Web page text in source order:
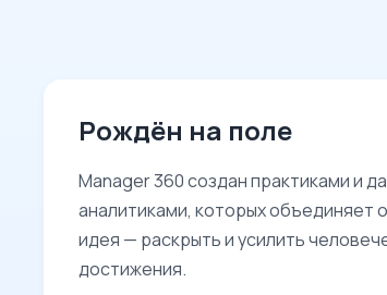
Рождён на поле
Manager 360 создан практиками и
аналитиками, которых объединяет
идея — раскрыть и усилить
достижения.